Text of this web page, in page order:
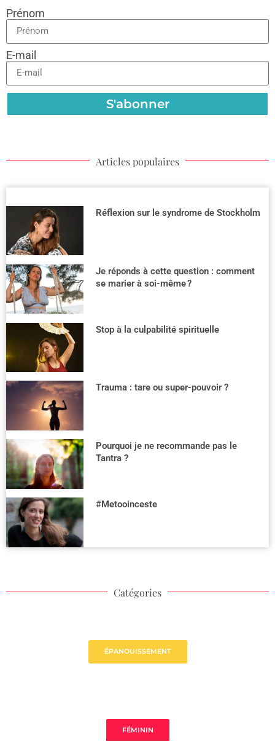
Prénom
E-mail
S'abonner
Articles populaires
Réflexion sur le syndrome de Stockholm
Je réponds à cette question : comment
se marier à soi-même ?
Stop à la culpabilité spirituelle
Trauma : tare ou super-pouvoir ?
Pourquoi je ne recommande pas le
Tantra ?
#Metooinceste
Catégories
ÉPANOUISSEMENT
FÉMININ